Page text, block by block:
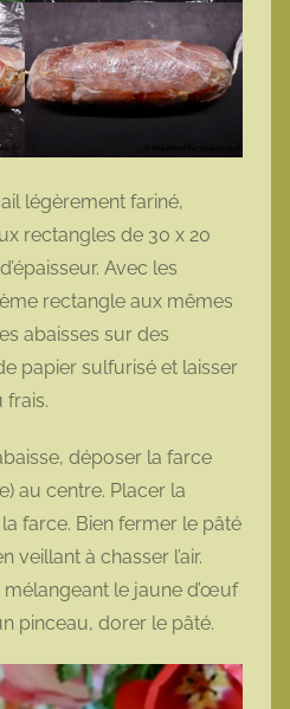
légèrement fariné,
rectangles de 30 x 20
Avec les
rectangle aux mêmes
abaisses sur des
papier sulfurisé et laisser
frais.
déposer la farce
au centre. Placer la
farce. Bien fermer le pâté
veillant à chasser l’air.
le jaune d’œuf
pinceau, dorer le pâté.